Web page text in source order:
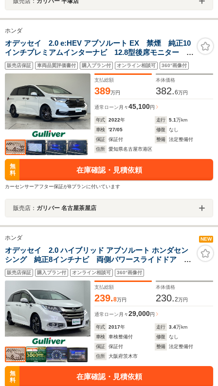
ホンダ
オデッセイ 2.0 e:HEV アブソルート EX 禁煙 純正10
インチプレミアムインターナビ 12.8型後席モニター フ
ルセグTV BT全方位カメラ パワーバックドア 純正18
インチAW 両側パワースライド スマートキー ホンダ
センシング LED スマートキー
販売店保証 車両品質評価書付 購入プラン付 オンライン相談可 360°画像付
支払総額
389万円
本体価格
382.6万円
通常ローン 月々45,100円
年式 2022年 走行 5.1万km
車検
'27/05 修復
なし
保証
保証付 整備
法定整備付
住所
愛知県名古屋市港区
無
料
在庫確認・見積依頼
カーセンサーアフター保証がBプランに付いています
販売店： ガリバー 名古屋茶屋店
ホンダ NEW
オデッセイ 2.0 ハイブリッド アブソルート ホンダセン
シング 純正8インチナビ 両側パワースライドドア 後
席モニター バックカメラ パワーシート シートヒー
ター ホンダセンシング ドライブレコーダー ビルト
インETC LEDオートヘッドライト コーナーセンサー
販売店保証 購入プラン付 オンライン相談可 360°画像付
支払総額
239.8万円
本体価格
230.2万円
通常ローン 月々29,000円
年式 2017年 走行 3.4万km
車検
車検整備付 修復
なし
保証
保証付 整備
法定整備付
住所
大阪府茨木市
無
料
在庫確認・見積依頼